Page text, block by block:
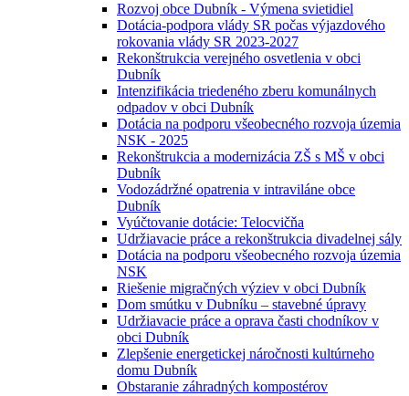
Rozvoj obce Dubník - Výmena svietidiel
Dotácia-podpora vlády SR počas výjazdového
rokovania vlády SR 2023-2027
Rekonštrukcia verejného osvetlenia v obci
Dubník
Intenzifikácia triedeného zberu komunálnych
odpadov v obci Dubník
Dotácia na podporu všeobecného rozvoja územia
NSK - 2025
Rekonštrukcia a modernizácia ZŠ s MŠ v obci
Dubník
Vodozádržné opatrenia v intraviláne obce
Dubník
Vyúčtovanie dotácie: Telocvičňa
Udržiavacie práce a rekonštrukcia divadelnej sály
Dotácia na podporu všeobecného rozvoja územia
NSK
Riešenie migračných výziev v obci Dubník
Dom smútku v Dubníku – stavebné úpravy
Udržiavacie práce a oprava časti chodníkov v
obci Dubník
Zlepšenie energetickej náročnosti kultúrneho
domu Dubník
Obstaranie záhradných kompostérov